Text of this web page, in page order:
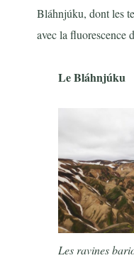
Bláhnjúku, dont les
avec la fluorescence
Le Bláhnjúku
Les ravines